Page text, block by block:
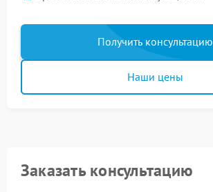
Получить консультацию
Наши цены
Заказать консультацию